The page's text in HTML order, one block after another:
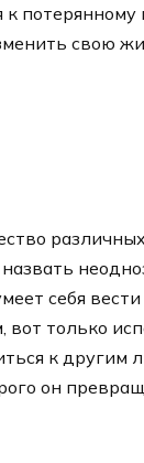
свою
себя
только
к другим
он